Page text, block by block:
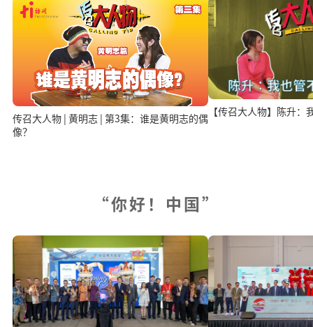
传召大人物 | 黄明志 | 第3集：谁是黄明志的偶
像？
【传召大人物】陈升
“你好！中国”